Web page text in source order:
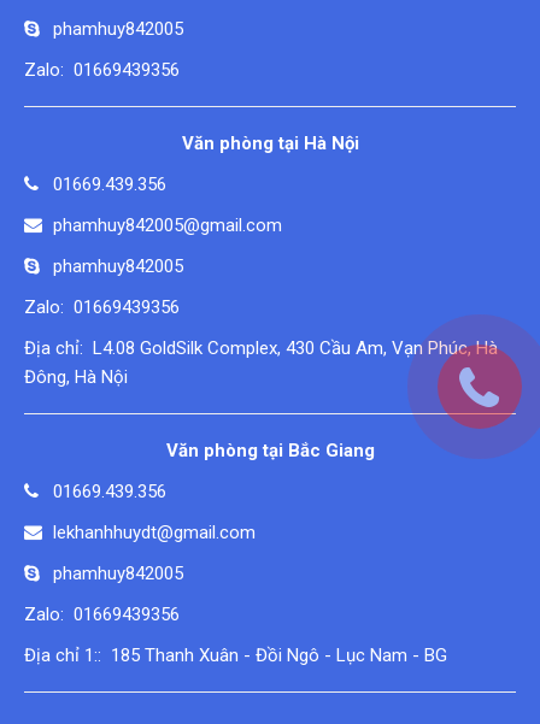
phamhuy842005
Zalo: 01669439356
Văn phòng tại Hà Nội
01669.439.356
phamhuy842005@gmail.com
phamhuy842005
Zalo: 01669439356
Địa chỉ: L4.08 GoldSilk Complex, 430 Cầu Am, Vạn Phúc, Hà
Đông, Hà Nội
Văn phòng tại Bắc Giang
01669.439.356
lekhanhhuydt@gmail.com
phamhuy842005
Zalo: 01669439356
Địa chỉ 1:: 185 Thanh Xuân - Đồi Ngô - Lục Nam - BG